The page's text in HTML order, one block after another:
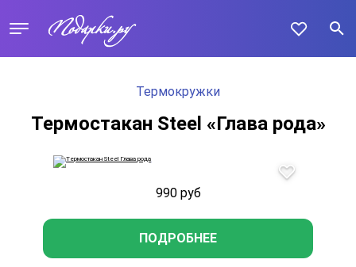
Термокружки
Термостакан Steel «Глава рода»
990 руб
ПОДРОБНЕЕ